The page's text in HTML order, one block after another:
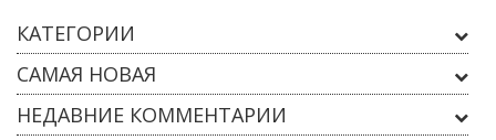
КАТЕГОРИИ
САМАЯ НОВАЯ
НЕДАВНИЕ КОММЕНТАРИИ